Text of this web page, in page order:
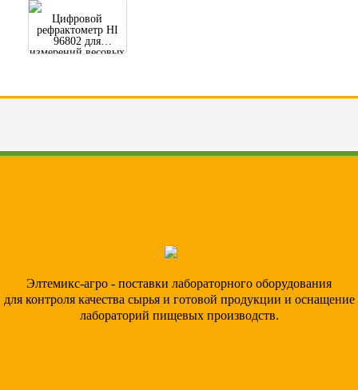
Цифровой
рефрактометр HI
96802 для
измерений весовых
Элтемикс-агро - поставки лабораторного оборудования
для контроля качества сырья и готовой продукции и оснащение
лабораторий пищевых производств.